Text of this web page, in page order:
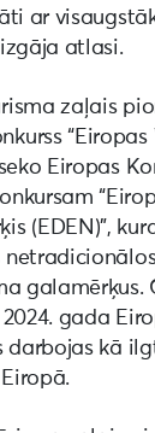
ar
atlasi.
zaļais
Eiropas
(EDEN)”,
galamērķus.
gada
darbojas kā